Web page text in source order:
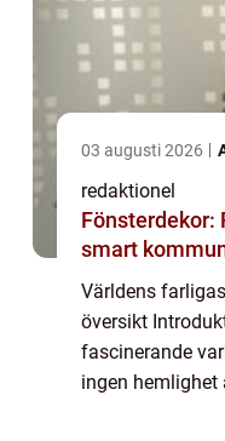
03 augusti 2026
redaktionel
Fönsterdekor:
smart
Världens
översikt
fascinerande
ingen hemlighet